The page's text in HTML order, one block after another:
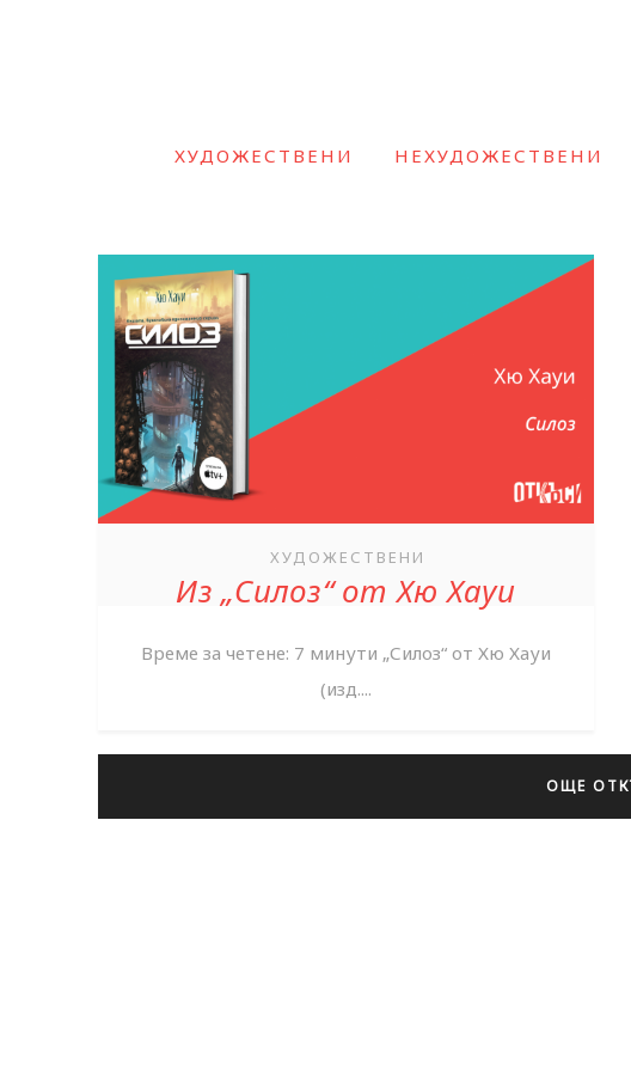
ХУДОЖЕСТВЕНИ НЕХУДОЖЕСТВЕНИ
ХУДОЖЕСТВЕНИ
Из „Силоз“ от Хю Хауи
Време за четене: 7 минути „Силоз“ от Хю Хауи
(изд....
ОЩЕ